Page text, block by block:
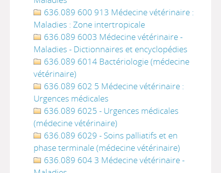
636.089 600 913 Médecine vétérinaire :
Maladies : Zone intertropicale
636.089 6003 Médecine vétérinaire -
Maladies - Dictionnaires et encyclopédies
636.089 6014 Bactériologie (médecine
vétérinaire)
636.089 602 5 Médecine vétérinaire :
Urgences médicales
636.089 6025 - Urgences médicales
(médecine vétérinaire)
636.089 6029 - Soins palliatifs et en
phase terminale (médecine vétérinaire)
636.089 604 3 Médecine vétérinaire -